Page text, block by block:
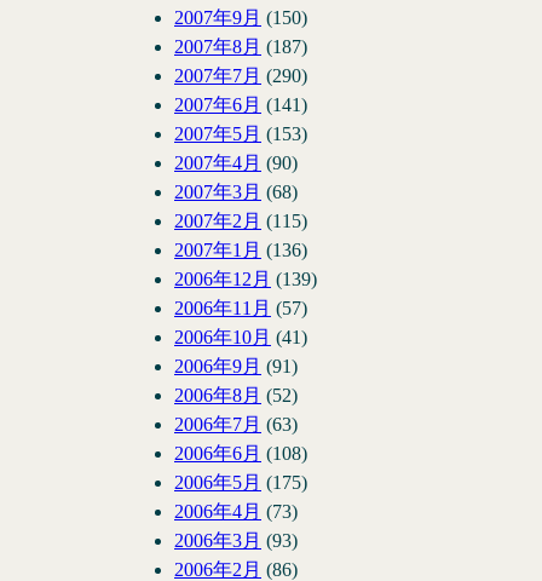
2007年9月 (150)
2007年8月 (187)
2007年7月 (290)
2007年6月 (141)
2007年5月 (153)
2007年4月 (90)
2007年3月 (68)
2007年2月 (115)
2007年1月 (136)
2006年12月 (139)
2006年11月 (57)
2006年10月 (41)
2006年9月 (91)
2006年8月 (52)
2006年7月 (63)
2006年6月 (108)
2006年5月 (175)
2006年4月 (73)
2006年3月 (93)
2006年2月 (86)